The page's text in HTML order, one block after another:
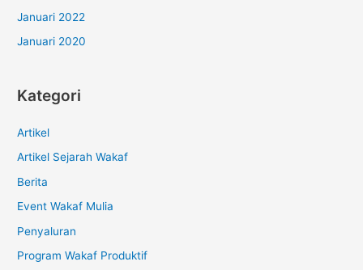
Januari 2022
Januari 2020
Kategori
Artikel
Artikel Sejarah Wakaf
Berita
Event Wakaf Mulia
Penyaluran
Program Wakaf Produktif